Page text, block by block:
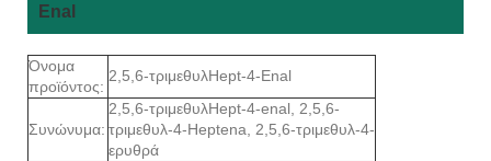
Enal
Όνομα
προϊόντος:
2,5,6-τριμεθυλHept-4-Enal
Συνώνυμα:
2,5,6-τριμεθυλHept-4-enal, 2,5,6-
τριμεθυλ-4-Heptena, 2,5,6-τριμεθυλ-4-
ερυθρά